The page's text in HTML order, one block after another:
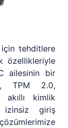
için tehditlere
özellikleriyle
ailesinin bir
TPM 2.0,
kimlik
izinsiz giriş